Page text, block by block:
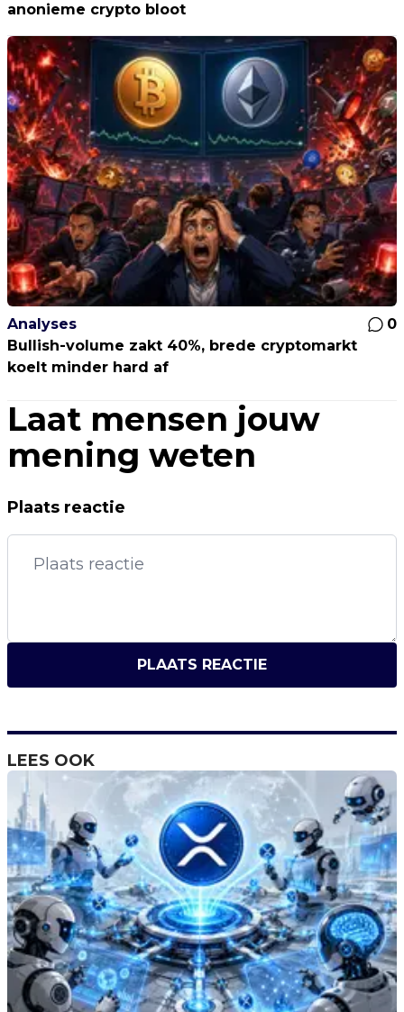
anonieme crypto bloot
Analyses
0
Bullish-volume zakt 40%, brede cryptomarkt
koelt minder hard af
Laat mensen jouw
mening weten
Plaats reactie
PLAATS REACTIE
LEES OOK